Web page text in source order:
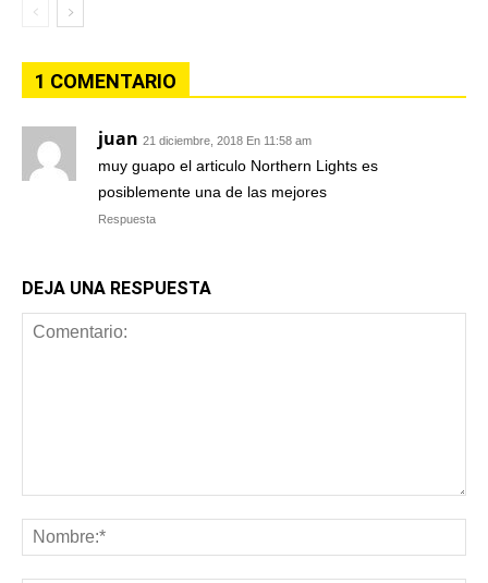
1 COMENTARIO
juan 21 diciembre, 2018 En 11:58 am
muy guapo el articulo Northern Lights es
posiblemente una de las mejores
Respuesta
DEJA UNA RESPUESTA